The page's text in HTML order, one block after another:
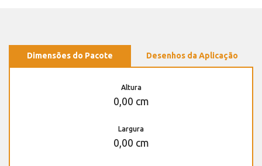
Dimensões do Pacote Desenhos da Aplicação
Altura
0,00 cm
Largura
0,00 cm